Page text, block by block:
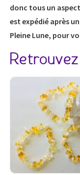
donc tous un
est expédié après
Pleine Lune, pour